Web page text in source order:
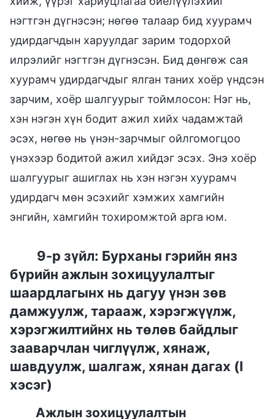
нэгтгэн дүгнэсэн; нөгөө талаар бид хуурамч
удирдагчдын харуулдаг зарим тодорхой
илрэлийг нэгтгэн дүгнэсэн. Бид дөнгөж сая
хуурамч удирдагчдыг ялган таних хоёр үндсэн
зарчим, хоёр шалгуурыг тоймлосон: Нэг нь,
хэн нэгэн хүн бодит ажил хийх чадамжтай
эсэх, нөгөө нь үнэн-зарчмыг ойлгомогцоо
үнэхээр бодитой ажил хийдэг эсэх. Энэ хоёр
шалгуурыг ашиглах нь хэн нэгэн хуурамч
удирдагч мөн эсэхийг хэмжих хамгийн
энгийн, хамгийн тохиромжтой арга юм.
9-р зүйл: Бурханы гэрийн янз
бүрийн ажлын зохицуулалтыг
шаардлагынх нь дагуу үнэн зөв
дамжуулж, тарааж, хэрэгжүүлж,
хэрэгжилтийнх нь төлөв байдлыг
зааварчлан чиглүүлж, хянаж,
шавдуулж, шалгаж, хянан дагах (I
хэсэг)
Ажлын зохицуулалтын